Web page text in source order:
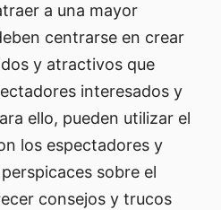
a una mayor
centrarse en crear
y atractivos que
interesados y
ello, pueden utilizar el
los espectadores y
sobre el
consejos y trucos